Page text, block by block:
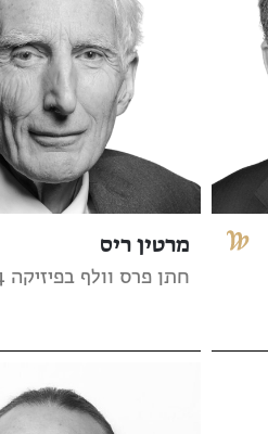
מרטין ריס
חתן פרס וולף בפיזיקה 2024